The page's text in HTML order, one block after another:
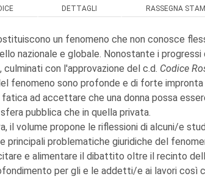
DETTAGLI RASSEGNA
un fenomeno che non conosce
nazionale e globale. Nonostante i progressi
con l'approvazione del c.d. Codice
fenomeno sono profonde e di forte
ad accettare che una donna possa
pubblica che in quella privata.
il volume propone le riflessioni di alcuni/e
principali problematiche giuridiche del
e alimentare il dibattito oltre il recinto
per gli e le addetti/e ai lavori così